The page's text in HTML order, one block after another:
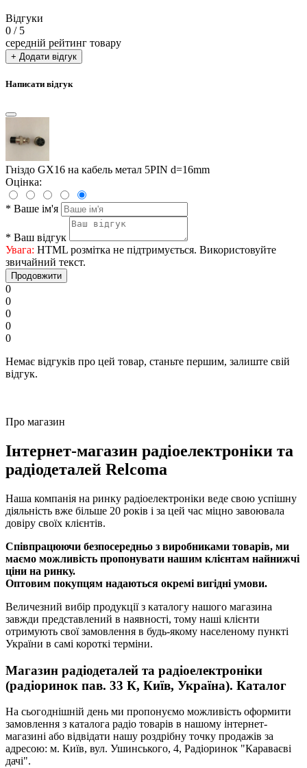
Відгуки
0 / 5
середній рейтинг товару
+ Додати відгук
Написати відгук
Гніздо GX16 на кабель метал 5PIN d=16mm
Оцінка:
* Ваше ім'я
* Ваш відгук
Увага: HTML розмітка не підтримується. Використовуйте
звичайний текст.
Продовжити
0
0
0
0
0
Немає відгуків про цей товар, станьте першим, залиште свій
відгук.
Про магазин
Інтернет-магазин радіоелектроніки та
радіодеталей Relcoma
Наша компанія на ринку радіоелектроніки веде свою успішну
діяльність вже більше 20 років і за цей час міцно завоювала
довіру своїх клієнтів.
Співпрацюючи безпосередньо з виробниками товарів, ми
маємо можливість пропонувати нашим клієнтам найнижчі
ціни на ринку.
Оптовим покупцям надаються окремі вигідні умови.
Величезний вибір продукції з каталогу нашого магазина
завжди представлений в наявності, тому наші клієнти
отримують свої замовлення в будь-якому населеному пункті
України в самі короткі терміни.
Магазин радіодеталей та радіоелектроніки
(радіоринок пав. 33 К, Київ, Україна). Каталог
На сьогоднішній день ми пропонуємо можливість оформити
замовлення з каталога радіо товарів в нашому інтернет-
магазині або відвідати нашу роздрібну точку продажів за
адресою: м. Київ, вул. Ушинського, 4, Радіоринок "Караваєві
дачі".